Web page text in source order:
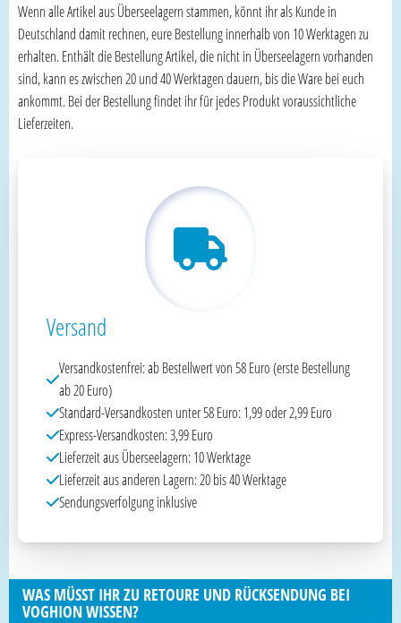
Wenn alle Artikel aus Überseelagern stammen, könnt ihr als Kunde in
Deutschland damit rechnen, eure Bestellung innerhalb von 10 Werktagen zu
erhalten. Enthält die Bestellung Artikel, die nicht in Überseelagern vorhanden
sind, kann es zwischen 20 und 40 Werktagen dauern, bis die Ware bei euch
ankommt. Bei der Bestellung findet ihr für jedes Produkt voraussichtliche
Lieferzeiten.
Versand
Versandkostenfrei: ab Bestellwert von 58 Euro (erste Bestellung
ab 20 Euro)
Standard-Versandkosten unter 58 Euro: 1,99 oder 2,99 Euro
Express-Versandkosten: 3,99 Euro
Lieferzeit aus Überseelagern: 10 Werktage
Lieferzeit aus anderen Lagern: 20 bis 40 Werktage
Sendungsverfolgung inklusive
WAS MÜSST IHR ZU RETOURE UND RÜCKSENDUNG BEI
VOGHION WISSEN?